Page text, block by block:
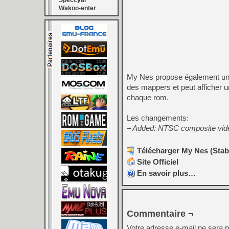
Wakoo-enter
My Nes propose également
des mappers et peut afficher
chaque rom.
Les changements:
– Added: NTSC composite
Télécharger My Nes
Site Officiel
En savoir plus…
Commentaire ¬